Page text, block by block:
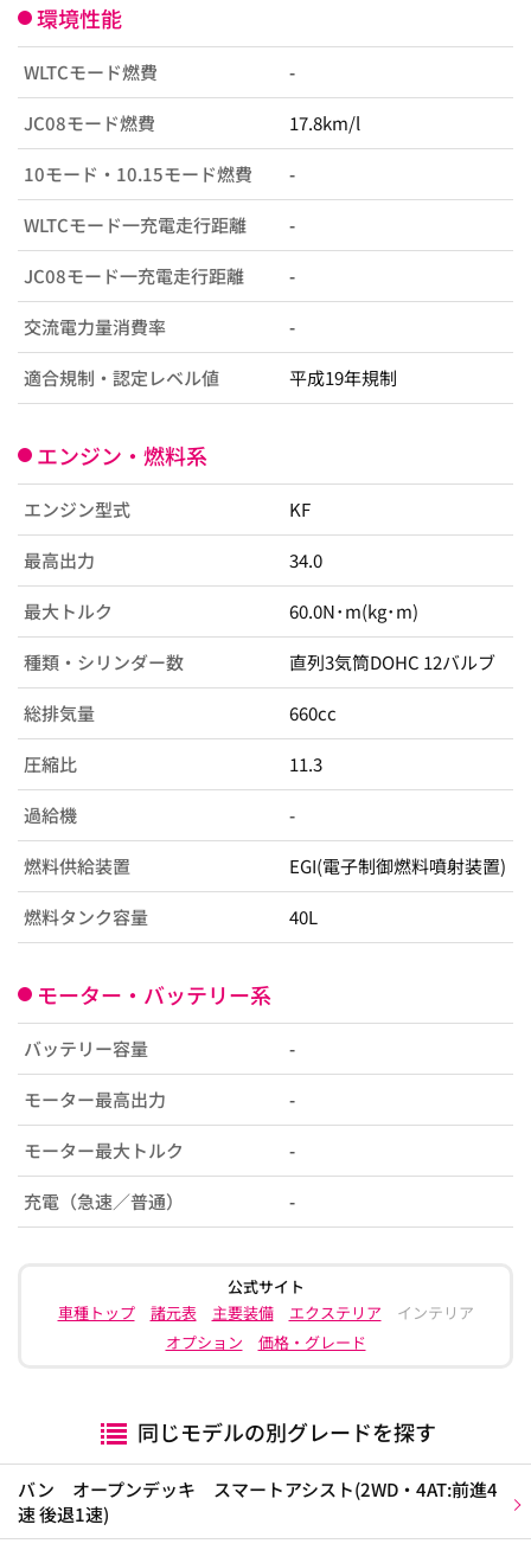
環境性能
WLTCモード燃費 -
JC08モード燃費 17.8km/l
10モード・10.15モード燃費 -
WLTCモード一充電走行距離 -
JC08モード一充電走行距離 -
交流電力量消費率 -
適合規制・認定レベル値 平成19年規制
エンジン・燃料系
エンジン型式 KF
最高出力 34.0
最大トルク 60.0N･m(kg･m)
種類・シリンダー数 直列3気筒DOHC 12バルブ
総排気量 660cc
圧縮比 11.3
過給機 -
燃料供給装置 EGI(電子制御燃料噴射装置)
燃料タンク容量 40L
モーター・バッテリー系
バッテリー容量 -
モーター最高出力 -
モーター最大トルク -
充電（急速／普通） -
公式サイト
車種トップ
諸元表 主要装備 エクステリア
インテリア
オプション
価格・グレード
同じモデルの別グレードを探す
バン オープンデッキ スマートアシスト(2WD・4AT:前進4
速 後退1速)